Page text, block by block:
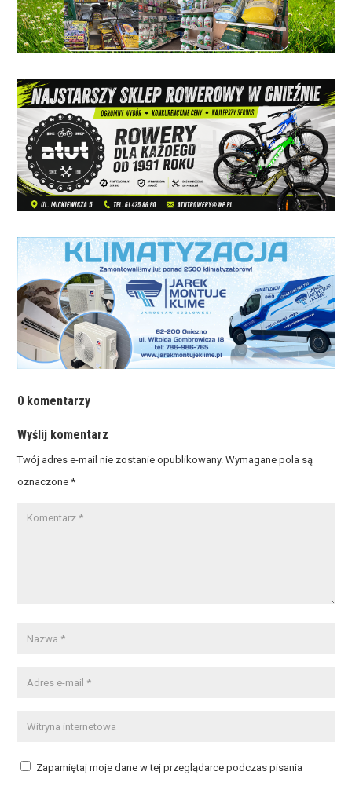
0 komentarzy
Wyślij komentarz
Twój adres e-mail nie zostanie opublikowany. Wymagane pola są
oznaczone*
Zapamiętaj moje dane w tej przeglądarce podczas pisania